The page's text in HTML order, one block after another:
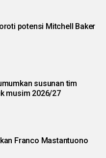
potensi Mitchell Baker
susunan tim
musim 2026/27
Franco Mastantuono